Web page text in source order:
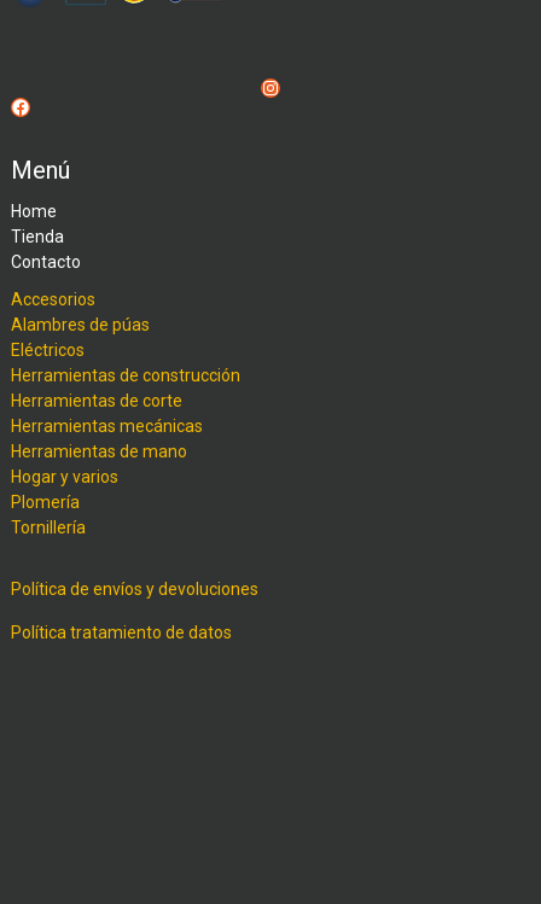
Instagram
Facebook
Menú
Home
Tienda
Contacto
Accesorios
Alambres de púas
Eléctricos
Herramientas de construcción
Herramientas de corte
Herramientas mecánicas
Herramientas de mano
Hogar y varios
Plomería
Tornillería
Política de envíos y devoluciones
Política tratamiento de datos